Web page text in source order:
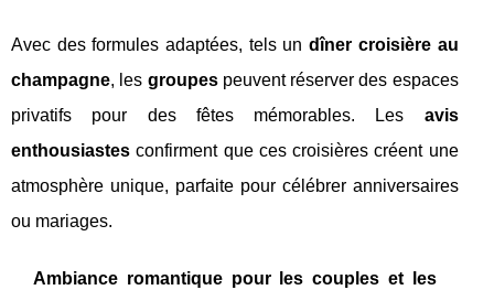
Avec des formules adaptées, tels undîner croisière au
champagne, les groupespeuvent réserver des espaces
privatifs pour des fêtes mémorables. Les avis
enthousiastes confirment que ces croisières créent une
atmosphère unique, parfaite pour célébrer anniversaires
ou mariages.
Ambiance romantique pour les couples et les